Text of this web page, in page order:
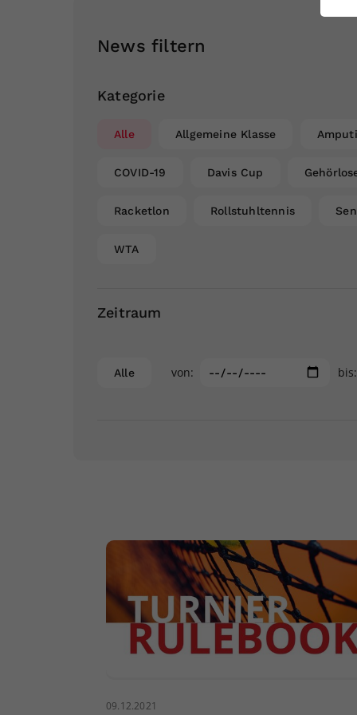
News filtern
Kategorie
Alle Allgemeine Klasse
COVID-19 Davis Cup
Racketlon Rollstuhltennis
WTA
Zeitraum
Alle von: bis:
09.12.2021